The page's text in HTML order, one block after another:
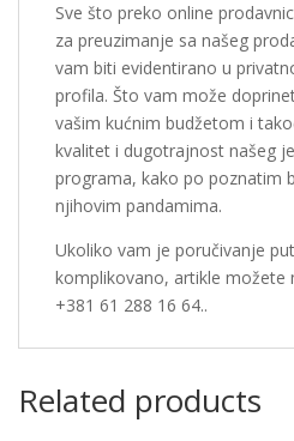
Sve što preko online
za preuzimanje sa našeg
vam biti evidentirano u
profila. Što vam može
vašim kućnim budžetom i
kvalitet i dugotrajnost našeg
programa, kako po poznatim
njihovim pandamima.
Ukoliko vam je poručivanje
komplikovano, artikle možete
+381 61 288 16 64..
Related products